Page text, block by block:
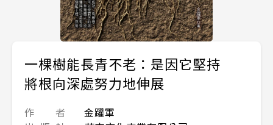
一棵樹能長青不老：是因它堅持
將根向深處努力地伸展
作 者
金躍軍